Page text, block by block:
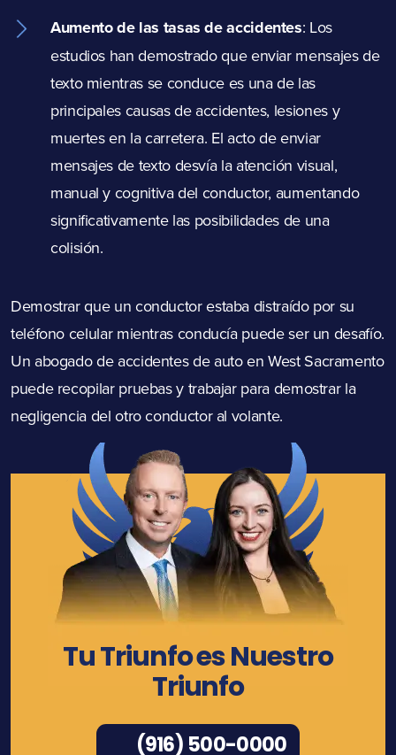
Aumento de las tasas de accidentes: Los
estudios han demostrado que enviar mensajes de
texto mientras se conduce es una de las
principales causas de accidentes, lesiones y
muertes en la carretera. El acto de enviar
mensajes de texto desvía la atención visual,
manual y cognitiva del conductor, aumentando
significativamente las posibilidades de una
colisión.
Demostrar que un conductor estaba distraído por su
teléfono celular mientras conducía puede ser un desafío.
Un abogado de accidentes de auto en West Sacramento
puede recopilar pruebas y trabajar para demostrar la
negligencia del otro conductor al volante.
Tu Triunfo es Nuestro
Triunfo
(916) 500-0000